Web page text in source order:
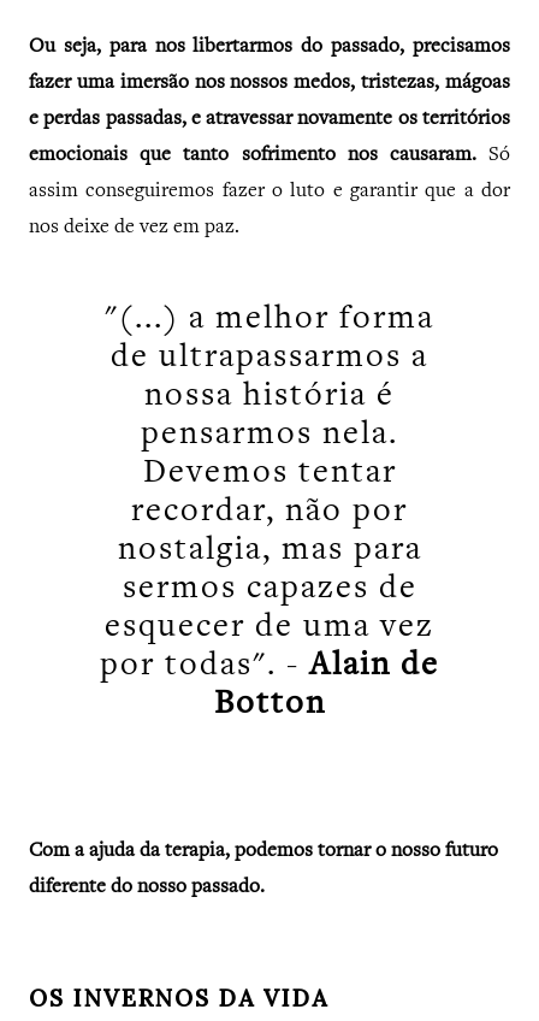
Ou seja, para nos libertarmos do passado, precisamos
fazer uma imersão nos nossos medos, tristezas, mágoas
e perdas passadas, e atravessar novamente os territórios
emocionais que tanto sofrimento nos causaram.Só
assim conseguiremos fazer o luto e garantir que a dor
nos deixe de vez em paz.
"(...) a melhor forma
de ultrapassarmos a
nossa história é
pensarmos nela.
Devemos tentar
recordar, não por
nostalgia, mas para
sermos capazes de
esquecer de uma vez
por todas". -Alain de
Botton
Com a ajuda da terapia, podemos tornar o nosso futuro
diferente do nosso passado.
OS INVERNOS DA VIDA